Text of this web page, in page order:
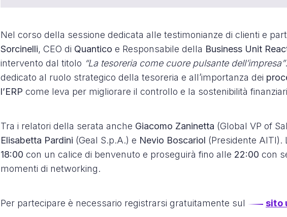
Nel corso della sessione dedicata alle testimonianze di clienti e
Sorcinelli, CEO di Quantico e Responsabile della Business Unit
intervento dal titolo “La tesoreria come cuore pulsante dell’impresa”
dedicato al ruolo strategico della tesoreria e all’importanza dei
l’ERP come leva per migliorare il controllo e la sostenibilità
Tra i relatori della serata anche Giacomo Zaninetta (Global VP of
Elisabetta Pardini (Geal S.p.A.) e Nevio Boscariol (Presidente AITI).
18:00 con un calice di benvenuto e proseguirà fino alle 22:00 con
momenti di networking.
Per partecipare è necessario registrarsi gratuitamente sul sito